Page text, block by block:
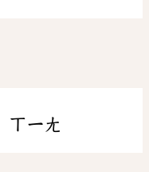
ㄒㄧㄤ